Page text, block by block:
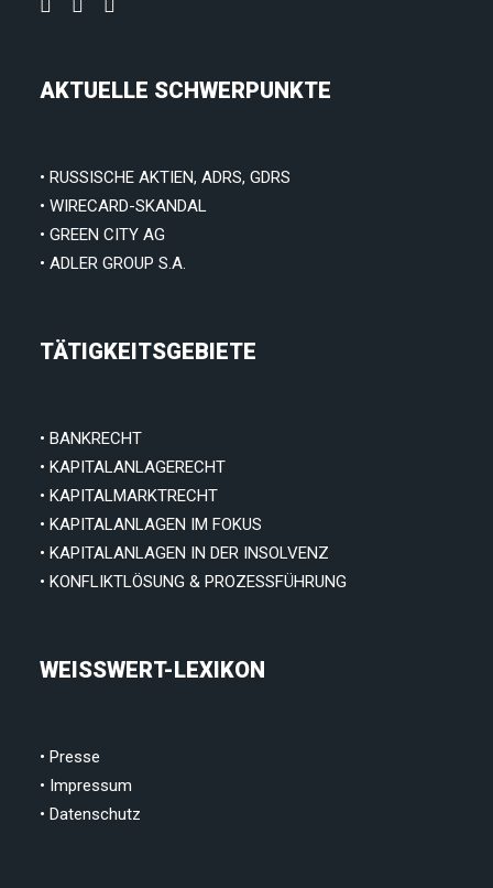
AKTUELLE SCHWERPUNKTE
• RUSSISCHE AKTIEN, ADRS, GDRS
• WIRECARD-SKANDAL
• GREEN CITY AG
• ADLER GROUP S.A.
TÄTIGKEITSGEBIETE
• BANKRECHT
• KAPITALANLAGERECHT
• KAPITALMARKTRECHT
• KAPITALANLAGEN IM FOKUS
• KAPITALANLAGEN IN DER INSOLVENZ
• KONFLIKTLÖSUNG & PROZESSFÜHRUNG
WEISSWERT-LEXIKON
• Presse
• Impressum
• Datenschutz